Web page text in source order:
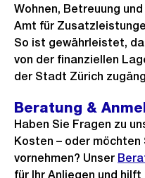
Wohnen, Betreuung
Amt für
So ist gewährleistet,
von der finanziellen
der Stadt Zürich
Beratung &
Haben Sie Fragen zu
Kosten – oder möchten
vornehmen? Unser
für Ihr Anliegen und